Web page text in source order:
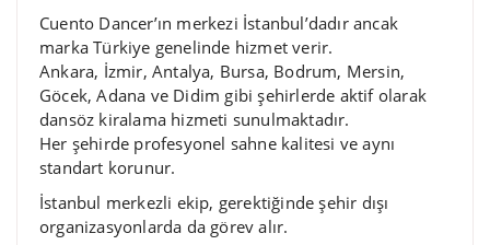
Cuento Dancer’ın merkezi İstanbul’dadır ancak
marka Türkiye genelinde hizmet verir.
Ankara, İzmir, Antalya, Bursa, Bodrum, Mersin,
Göcek, Adana ve Didim gibi şehirlerde aktif olarak
dansöz kiralama hizmeti sunulmaktadır.
Her şehirde profesyonel sahne kalitesi ve aynı
standart korunur.
İstanbul merkezli ekip, gerektiğinde şehir dışı
organizasyonlarda da görev alır.